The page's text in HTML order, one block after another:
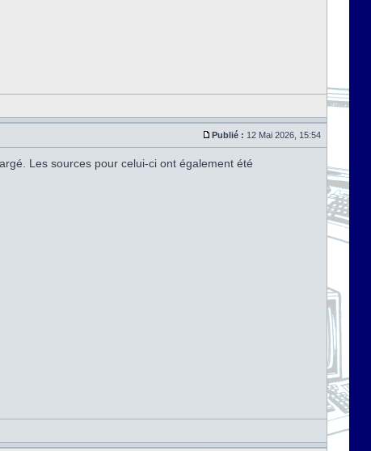
Publié : 12 Mai 2026, 15:54
Les sources pour celui-ci ont également été